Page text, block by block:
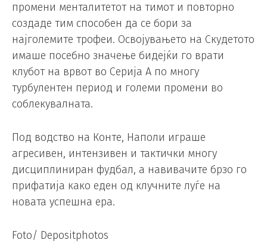
промени менталитетот на тимот и повторно
создаде тим способен да се бори за
најголемите трофеи. Освојувањето на Скудетото
имаше посебно значење бидејќи го врати
клубот на врвот во Серија А по многу
турбулентен период и големи промени во
соблекувалната.
Под водство на Конте, Наполи играше
агресивен, интензивен и тактички многу
дисциплиниран фудбал, а навивачите брзо го
прифатија како еден од клучните луѓе на
новата успешна ера.
Foto/ Depositphotos